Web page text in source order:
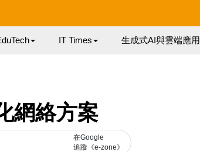
IT Times 生成式AI與雲端應用
網絡方案
在Google
追蹤《e-zone》